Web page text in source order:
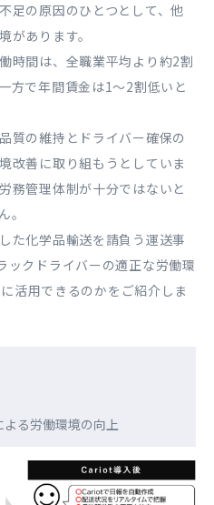
足の原因のひとつとして、他
があります。
時間は、全職業平均より約2割
方で年間賃⾦は1〜2割低いと
質の維持とドライバー確保の
改善に取り組もうとしていま
務管理体制が十分ではないと
。
た化学品輸送を請負う運送事
ックドライバーの適正な労働環
活用できるのかをご紹介しま
る労働環境の向上